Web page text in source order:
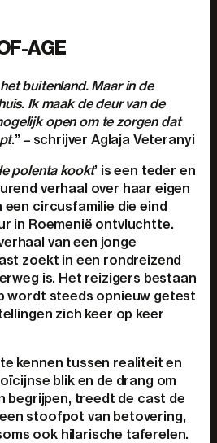
AGE
buitenland. Maar in de
Ik maak de deur van de
open om te zorgen dat
.” – schrijver Aglaja Veteranyi
polenta kookt’ is een teder en
verhaal over haar eigen
een circusfamilie die eind
in Roemenië ontvluchtte.
van een jonge
zoekt in een rondreizend
is. Het reizigers bestaan
wordt steeds opnieuw getest
zich keer op keer
kennen tussen realiteit en
blik en de drang om
begrijpen, treedt de cast de
stoofpot van betovering,
ook hilarische taferelen.